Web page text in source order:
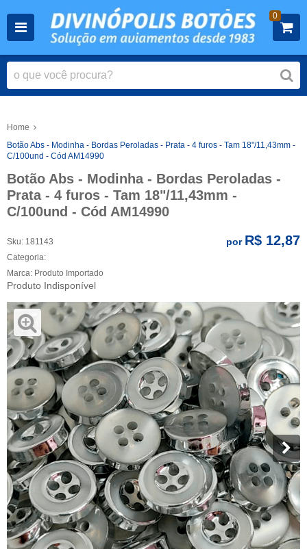
0
Home
Botão Abs - Modinha - Bordas Peroladas - Prata - 4 furos - Tam 18"/11,43mm -
C/100und - Cód AM14990
Botão Abs - Modinha - Bordas Peroladas -
Prata - 4 furos - Tam 18"/11,43mm -
C/100und - Cód AM14990
Sku: 181143
Categoria:
Marca: Produto Importado
Produto Indisponível
por R$ 12,87